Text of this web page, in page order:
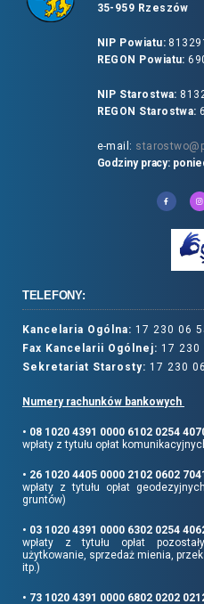
35-959 Rzeszów
NIP Powiatu:
REGON Powiatu:
NIP Starostwa:
REGON Starostwa:
e-mail:
Godziny pracy:
TELEFONY:
Kancelaria Ogólna: 17 230 06
Fax Kancelarii Ogólnej: 17 230
Sekretariat Starosty: 17 230
Numery rachunków bankowych
• 08 1020 4391 0000 6102 0254
wpłaty z tytułu opłat
• 26 1020 4405 0000 2102 0602 7041
wpłaty z tytułu opłat
gruntów)
• 03 1020 4391 0000 6302 0254
wpłaty z tytułu opłat
użytkowanie, sprzedaż mienia,
itp.)
• 73 1020 4391 0000 6802 0202